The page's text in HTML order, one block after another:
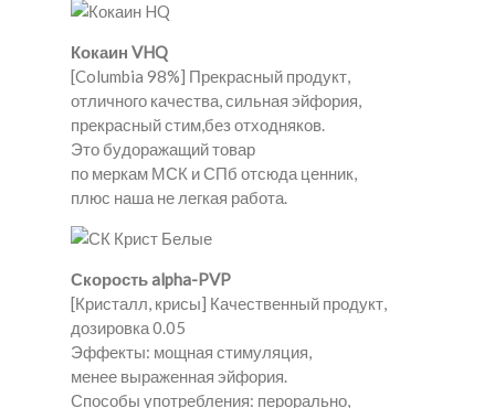
Кокаин VHQ
[Columbia 98%] Прекрасный продукт,
отличного качества, сильная эйфория,
прекрасный стим,без отходняков.
Это будоражащий товар
по меркам МСК и СПб отсюда ценник,
плюс наша не легкая работа.
Скорость alpha-PVP
[Кристалл, крисы] Качественный продукт,
дозировка 0.05
Эффекты: мощная стимуляция,
менее выраженная эйфория.
Способы употребления: перорально,